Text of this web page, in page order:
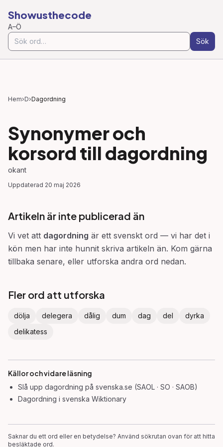
Showusthecode
A–Ö
Sök
Hem›D›Dagordning
Synonymer och
korsord till dagordning
okant
Uppdaterad 20 maj 2026
Artikeln är inte publicerad än
Vi vet att dagordning är ett svenskt ord — vi har det i
kön men har inte hunnit skriva artikeln än. Kom gärna
tillbaka senare, eller utforska andra ord nedan.
Fler ord att utforska
dölja delegera dålig dum dag del
dyrka
delikatess
Källor och vidare läsning
Slå upp dagordning på svenska.se (SAOL · SO · SAOB)
Dagordning i svenska Wiktionary
Saknar du ett ord eller en betydelse? Använd sökrutan ovan för att hitta
besläktade ord.